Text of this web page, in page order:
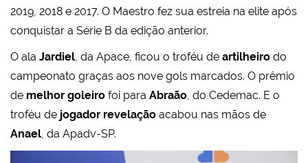
2019, 2018 e 2017. O Maestro fez sua estreia na elite após
conquistar a Série B da edição anterior.
O ala Jardiel, da Apace, ficou o troféu de artilheiro do
campeonato graças aos nove gols marcados. O prêmio
de melhor goleiro foi para Abraão, do Cedemac. E o
troféu de jogador revelação acabou nas mãos de
Anael, da Apadv-SP.